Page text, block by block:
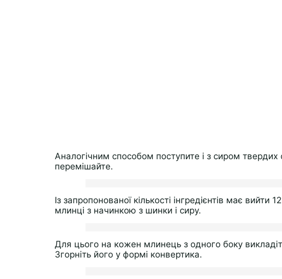
Аналогічним способом поступите і з сиром твердих
перемішайте.
Із запропонованої кількості інгредієнтів має
млинці з начинкою з шинки і сиру.
Для цього на кожен млинець з одного боку
Згорніть його у формі конвертика.